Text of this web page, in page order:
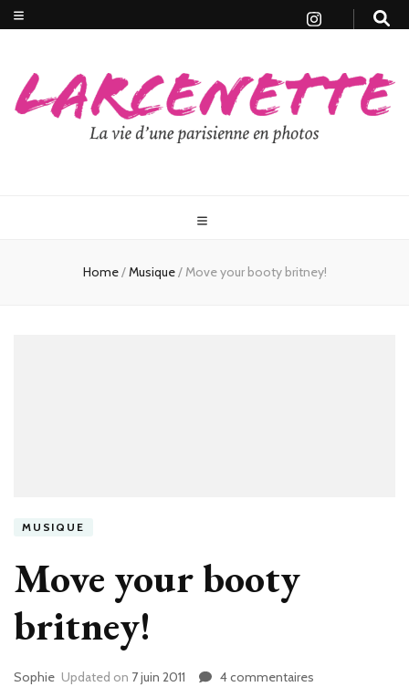
Home/Musique/Move your booty britney!
MUSIQUE
Move your booty
britney!
Sophie Updated on 7 juin 2011 4 commentaires